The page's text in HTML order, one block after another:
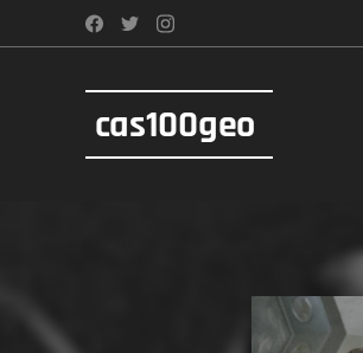
cas100geo